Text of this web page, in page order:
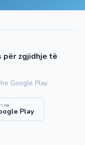
për zgjidhje të
Google Play
në
Play